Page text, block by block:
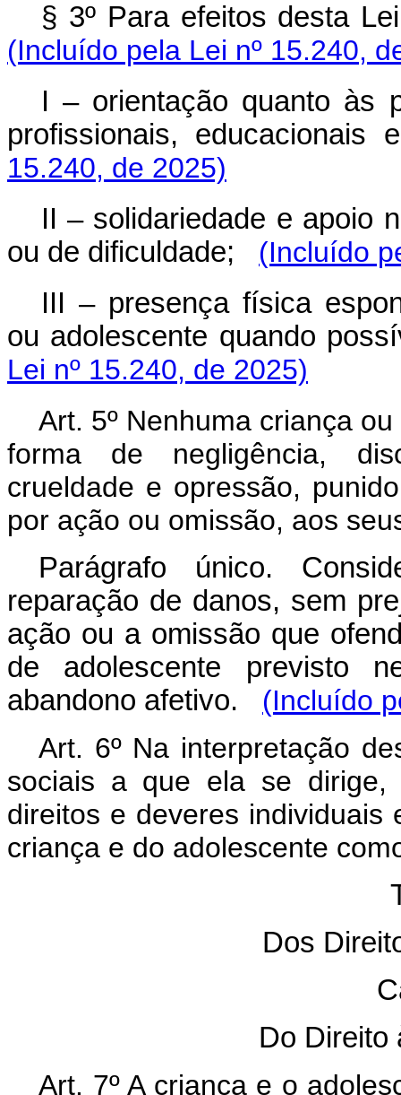
§ 3º Para efeitos desta
(Incluído pela Lei nº 15.240,
I – orientação quanto às
profissionais, educacionais
15.240, de 2025)
II – solidariedade e apoio
ou de dificuldade;
(Incluído
III – presença física
ou adolescente quando
Lei nº 15.240, de 2025)
Art. 5º Nenhuma criança
forma de negligência,
crueldade e opressão,
por ação ou omissão, aos
Parágrafo único.
reparação de danos, sem
ação ou a omissão que
de adolescente previsto
abandono afetivo.
(Incluído
Art. 6º Na interpretação
sociais a que ela se dirige,
direitos e deveres
criança e do adolescente
Dos
Do Direito
Art. 7º A criança e o